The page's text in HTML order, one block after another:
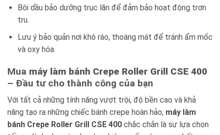
Bôi dầu bảo dưỡng trục lăn để đảm bảo hoạt động trơn
tru.
Lưu ý bảo quản nơi khô ráo, thoáng mát để tránh ẩm mốc
và oxy hóa.
Mua máy làm bánh Crepe Roller Grill CSE 400
– Đầu tư cho thành công của bạn
Với tất cả những tính năng vượt trội, độ bền cao và khả
năng tạo ra những chiếc bánh crepe hoàn hảo, máy làm
bánh Crepe Roller Grill CSE 400 chắc chắn là sự lựa chọn